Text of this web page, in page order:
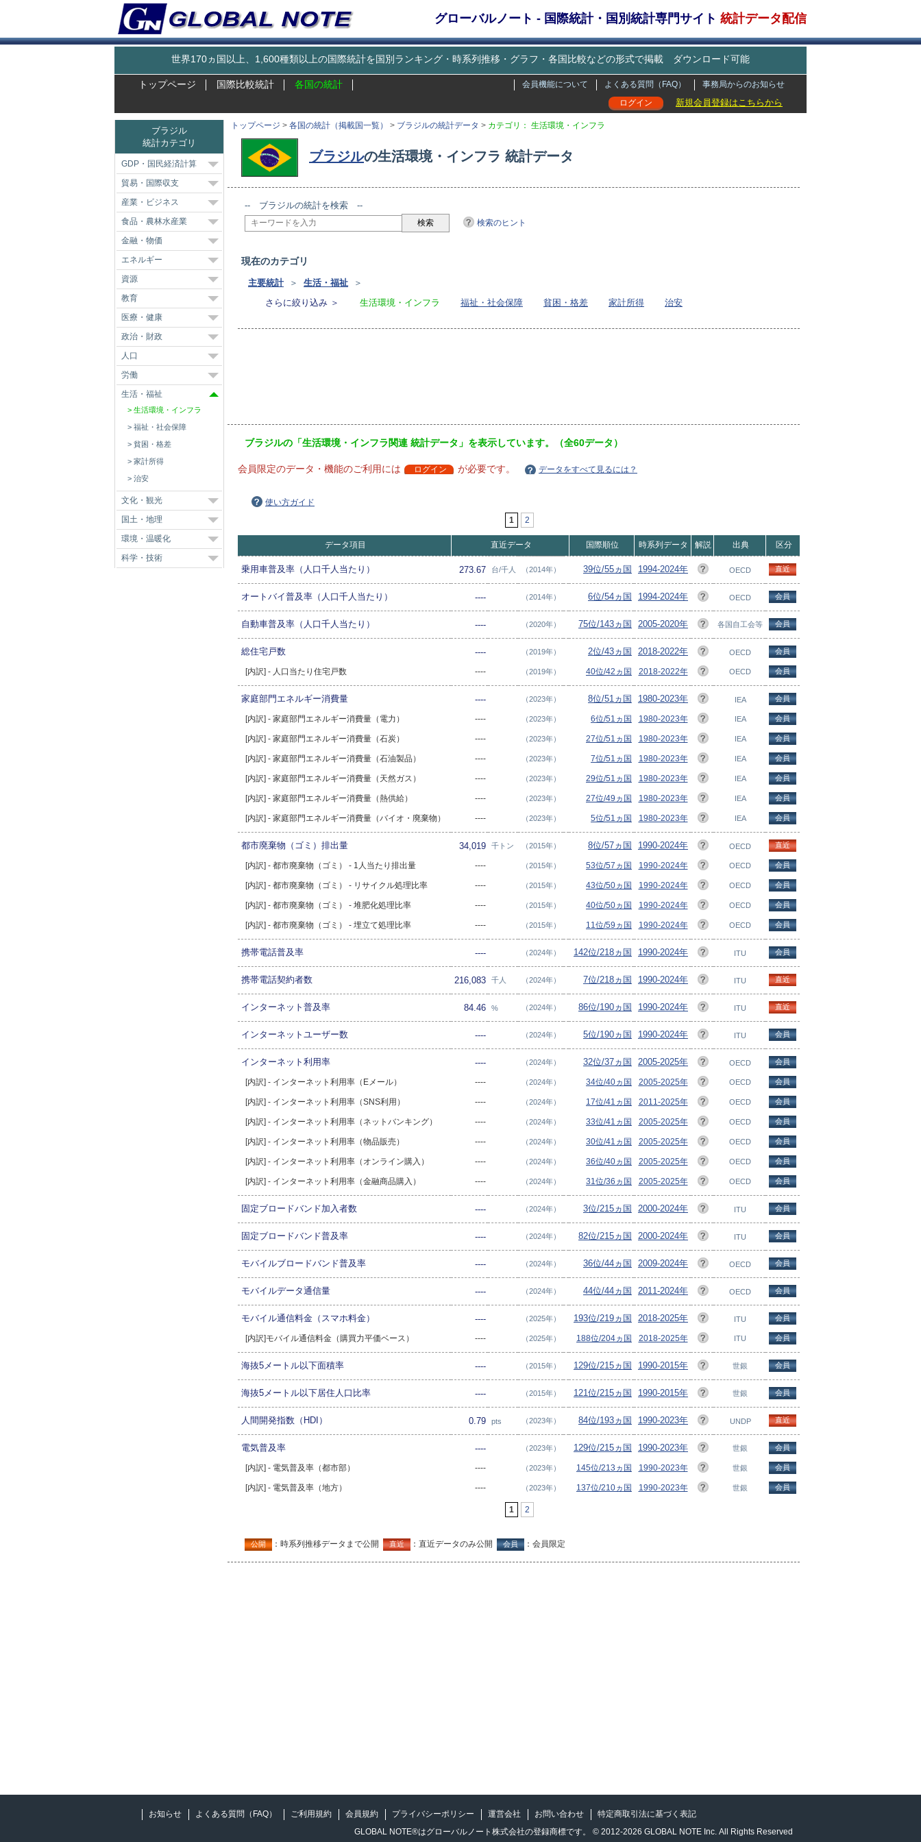
グローバルノート - 国際統計・国別統計専門サイト 統計データ配信
世界170ヵ国以上、1,600種類以上の国際統計を国別ランキング・時系列推移・グラフ・各国比較などの形式で掲載 ダウンロード可能
トップページ 国際比較統計 各国の統計 事務局からのお知らせ
よくある質問（FAQ）
会員機能について
新規会員登録はこちらから
ログイン
トップページ > 各国の統計（掲載国一覧） > ブラジルの統計データ > カテゴリ： 生活環境・インフラ
ブラジルの生活環境・インフラ 統計データ
-- ブラジルの統計を検索 --
検索のヒント
現在のカテゴリ
主要統計＞ 生活・福祉 ＞
さらに絞り込み ＞
生活環境・インフラ 福祉・社会保障 貧困・格差 家計所得 治安
ブラジルの「生活環境・インフラ関連 統計データ」を表示しています。（全60データ）
会員限定のデータ・機能のご利用には ログイン が必要です。 データをすべて見るには？
使い方ガイド
1
2
データ項目 直近データ 国際順位 時系列データ 解説 出典 区分
乗用車普及率（人口千人当たり） 273.67 台/千人 （2014年） 39位/55ヵ国 1994-2024年 OECD 直近
オートバイ普及率（人口千人当たり） ---- （2014年） 6位/54ヵ国 1994-2024年 OECD 会員
自動車普及率（人口千人当たり） ---- （2020年） 75位/143ヵ国 2005-2020年 各国自工会等 会員
総住宅戸数 ---- （2019年） 2位/43ヵ国 2018-2022年 OECD 会員
[内訳] - 人口当たり住宅戸数 ---- （2019年） 40位/42ヵ国 2018-2022年 OECD 会員
家庭部門エネルギー消費量 ---- （2023年） 8位/51ヵ国 1980-2023年 IEA 会員
[内訳] - 家庭部門エネルギー消費量（電力） ---- （2023年） 6位/51ヵ国 1980-2023年 IEA 会員
[内訳] - 家庭部門エネルギー消費量（石炭） ---- （2023年） 27位/51ヵ国 1980-2023年 IEA 会員
[内訳] - 家庭部門エネルギー消費量（石油製品） ---- （2023年） 7位/51ヵ国 1980-2023年 IEA 会員
[内訳] - 家庭部門エネルギー消費量（天然ガス） ---- （2023年） 29位/51ヵ国 1980-2023年 IEA 会員
[内訳] - 家庭部門エネルギー消費量（熱供給） ---- （2023年） 27位/49ヵ国 1980-2023年 IEA 会員
[内訳] - 家庭部門エネルギー消費量（バイオ・廃棄物） ---- （2023年） 5位/51ヵ国 1980-2023年 IEA 会員
都市廃棄物（ゴミ）排出量 34,019 千トン （2015年） 8位/57ヵ国 1990-2024年 OECD 直近
[内訳] - 都市廃棄物（ゴミ） - 1人当たり排出量 ---- （2015年） 53位/57ヵ国 1990-2024年 OECD 会員
[内訳] - 都市廃棄物（ゴミ） - リサイクル処理比率 ---- （2015年） 43位/50ヵ国 1990-2024年 OECD 会員
[内訳] - 都市廃棄物（ゴミ） - 堆肥化処理比率 ---- （2015年） 40位/50ヵ国 1990-2024年 OECD 会員
[内訳] - 都市廃棄物（ゴミ） - 埋立て処理比率 ---- （2015年） 11位/59ヵ国 1990-2024年 OECD 会員
携帯電話普及率 ---- （2024年） 142位/218ヵ国 1990-2024年 ITU 会員
携帯電話契約者数 216,083 千人 （2024年） 7位/218ヵ国 1990-2024年 ITU 直近
インターネット普及率 84.46 % （2024年） 86位/190ヵ国 1990-2024年 ITU 直近
インターネットユーザー数 ---- （2024年） 5位/190ヵ国 1990-2024年 ITU 会員
インターネット利用率 ---- （2024年） 32位/37ヵ国 2005-2025年 OECD 会員
[内訳] - インターネット利用率（Eメール） ---- （2024年） 34位/40ヵ国 2005-2025年 OECD 会員
[内訳] - インターネット利用率（SNS利用） ---- （2024年） 17位/41ヵ国 2011-2025年 OECD 会員
[内訳] - インターネット利用率（ネットバンキング） ---- （2024年） 33位/41ヵ国 2005-2025年 OECD 会員
[内訳] - インターネット利用率（物品販売） ---- （2024年） 30位/41ヵ国 2005-2025年 OECD 会員
[内訳] - インターネット利用率（オンライン購入） ---- （2024年） 36位/40ヵ国 2005-2025年 OECD 会員
[内訳] - インターネット利用率（金融商品購入） ---- （2024年） 31位/36ヵ国 2005-2025年 OECD 会員
固定ブロードバンド加入者数 ---- （2024年） 3位/215ヵ国 2000-2024年 ITU 会員
固定ブロードバンド普及率 ---- （2024年） 82位/215ヵ国 2000-2024年 ITU 会員
モバイルブロードバンド普及率 ---- （2024年） 36位/44ヵ国 2009-2024年 OECD 会員
モバイルデータ通信量 ---- （2024年） 44位/44ヵ国 2011-2024年 OECD 会員
モバイル通信料金（スマホ料金） ---- （2025年） 193位/219ヵ国 2018-2025年 ITU 会員
[内訳]モバイル通信料金（購買力平価ベース） ---- （2025年） 188位/204ヵ国 2018-2025年 ITU 会員
海抜5メートル以下面積率 ---- （2015年） 129位/215ヵ国 1990-2015年 世銀 会員
海抜5メートル以下居住人口比率 ---- （2015年） 121位/215ヵ国 1990-2015年 世銀 会員
人間開発指数（HDI） 0.79 pts （2023年） 84位/193ヵ国 1990-2023年 UNDP 直近
電気普及率 ---- （2023年） 129位/215ヵ国 1990-2023年 世銀 会員
[内訳] - 電気普及率（都市部） ---- （2023年） 145位/213ヵ国 1990-2023年 世銀 会員
[内訳] - 電気普及率（地方） ---- （2023年） 137位/210ヵ国 1990-2023年 世銀 会員
1 2
公開 ：時系列推移データまで公開 直近 ：直近データのみ公開 会員 ：会員限定
ブラジル
統計カテゴリ
GDP・国民経済計算
貿易・国際収支
産業・ビジネス
食品・農林水産業
金融・物価
エネルギー
資源
教育
医療・健康
政治・財政
人口
労働
生活・福祉
生活環境・インフラ
福祉・社会保障
貧困・格差
家計所得
治安
文化・観光
国土・地理
環境・温暖化
科学・技術
お知らせ よくある質問（FAQ） ご利用規約 会員規約 プライバシーポリシー 運営会社 お問い合わせ
特定商取引法に基づく表記
GLOBAL NOTE®はグローバルノート株式会社の登録商標です。 © 2012-2026 GLOBAL NOTE Inc. All Rights Reserved